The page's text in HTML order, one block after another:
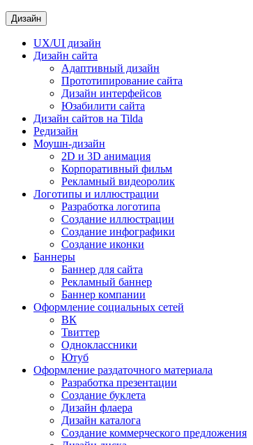
Дизайн
UX/UI дизайн
Дизайн сайта
Адаптивный дизайн
Прототипирование сайта
Дизайн интерфейсов
Юзабилити сайта
Дизайн сайтов на Tilda
Редизайн
Моушн-дизайн
2D и 3D анимация
Корпоративный фильм
Рекламный видеоролик
Логотипы и иллюстрации
Разработка логотипа
Создание иллюстрации
Создание инфографики
Создание иконки
Баннеры
Баннер для сайта
Рекламный баннер
Баннер компании
Оформление социальных сетей
ВК
Твиттер
Одноклассники
Ютуб
Оформление раздаточного материала
Разработка презентации
Создание буклета
Дизайн флаера
Дизайн каталога
Создание коммерческого предложения